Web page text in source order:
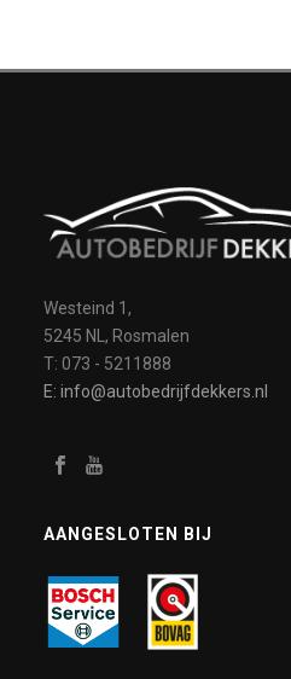
Westeind 1,
5245 NL, Rosmalen
T: 073 - 5211888
E: info@autobedrijfdekkers.nl
AANGESLOTEN BIJ